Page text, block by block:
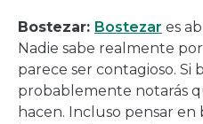
Bostezar: Bostezar es
Nadie sabe realmente
parece ser contagioso. Si
probablemente notarás
hacen. Incluso pensar